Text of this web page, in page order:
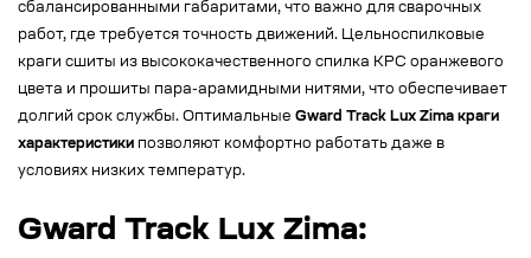
сбалансированными габаритами, что важно для сварочных
работ, где требуется точность движений. Цельноспилковые
краги сшиты из высококачественного спилка КРС оранжевого
цвета и прошиты пара-арамидными нитями, что обеспечивает
долгий срок службы. Оптимальные Gward Track Lux Zima краги
характеристики позволяют комфортно работать даже в
условиях низких температур.
Gward Track Lux Zima: